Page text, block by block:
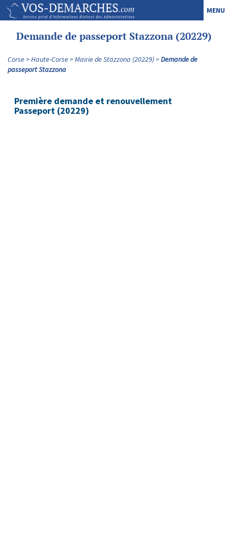
MENU
Demande de passeport Stazzona (20229)
Corse Haute-Corse Mairie de Stazzona (20229)
Demande de
passeport Stazzona
Première demande et renouvellement
Passeport (20229)